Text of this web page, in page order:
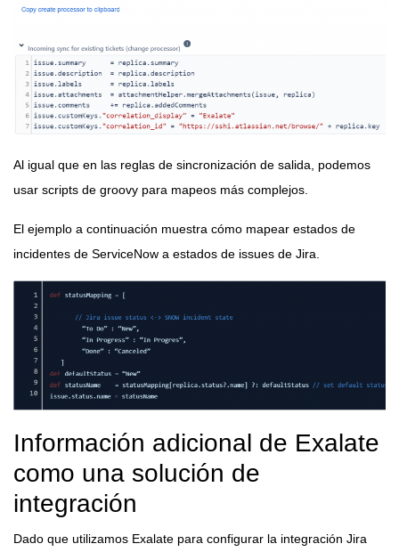
Al igual que en las reglas de sincronización de salida, podemos
usar scripts de groovy para mapeos más complejos.
El ejemplo a continuación muestra cómo mapear estados de
incidentes de ServiceNow a estados de issues de Jira.
Información adicional de Exalate
como una solución de
integración
Dado que utilizamos Exalate para configurar la integración Jira